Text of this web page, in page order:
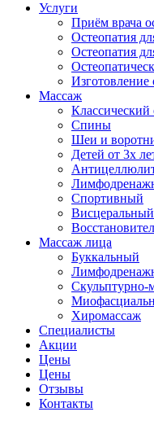
Услуги
Приём врача
Остеопатия
Остеопатия
Изготовление
Массаж
Классический
Спины
Шеи и
Детей от 3х
Спортивный
Массаж лица
Буккальный
Хиромассаж
Специалисты
Акции
Цены
Цены
Отзывы
Контакты